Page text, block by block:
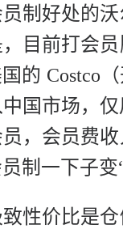
制好处的
目前打会
的 Costco（
中国市场，
，会员费收
制一下子变
性价比是